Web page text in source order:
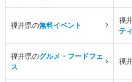
福井県の無料イベント
福
テ
福井県のグルメ・フードフェ
ス
福